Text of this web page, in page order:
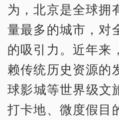
为，北京是全球拥
量最多的城市，对
的吸引力。近年来
赖传统历史资源的
球影城等世界级文
打卡地、微度假目